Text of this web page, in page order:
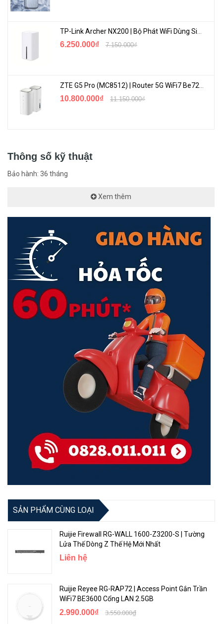
61000-4-6,EN 61000-4-8,EN 61000-4-11,EN 61000-3-2,EN 61000-
Kịch bản ứng dụng: ELV & Giám sát giám sát
<Hotline: 0828.011.011 - (028)7300.2021 - VoHoang.vn>
6.250.000₫ 7.150.000₫
10.800.000₫ 11.150.000₫
Thông số kỹ thuật
Bảo hành: 36 tháng
Xem thêm
SẢN PHẨM CÙNG LOẠI
Ruijie Firewall RG-WALL 1600-Z3200-S | Tường
Lửa Thế Dòng Z Thế Hệ Mới Nhất
Liên hệ
Ruijie Reyee RG-RAP72 | Access Point Gắn Trần
WiFi7 BE3600 Cổng LAN 2.5GB
2.990.000₫ 3.550.000₫